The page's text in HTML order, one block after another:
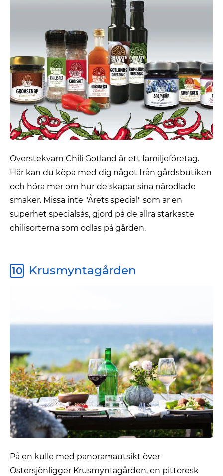
Överstekvarn Chili Gotland är ett familjeföretag.
Här kan du köpa med dig något från gårdsbutiken
och höra mer om hur de skapar sina närodlade
smaker. Missa inte "Årets special" som är en
superhet specialsås, gjord på de allra starkaste
chilisorterna som odlas på gården.
10 Krusmyntagården
På en kulle med panoramautsikt över
Östersjönligger Krusmyntagården, en pittoresk